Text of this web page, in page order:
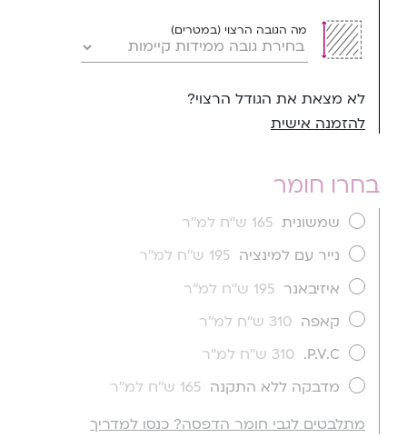
מה הגובה הרצוי (במטרים)
לא מצאת את הגודל הרצוי?
להזמנה אישית
בחרו חומר
שמשונית 165 ש''ח למ''ר
נייר עם למינציה 195 ש''ח למ''ר
איזיבאנר 195 ש''ח למ''ר
קאפה 310 ש''ח למ''ר
P.V.C.
310 ש''ח למ''ר
מדבקה ללא התקנה 165 ש''ח למ''ר
מתלבטים לגבי חומר הדפסה? כנסו למדריך